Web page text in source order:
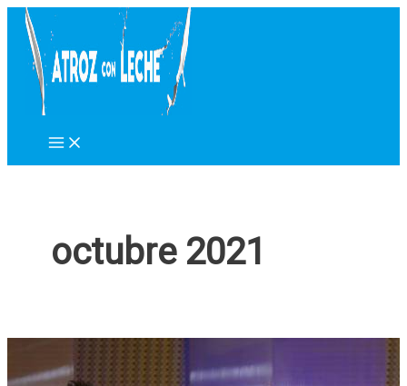
contenido
octubre 2021